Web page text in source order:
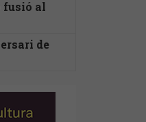
fusió al
de